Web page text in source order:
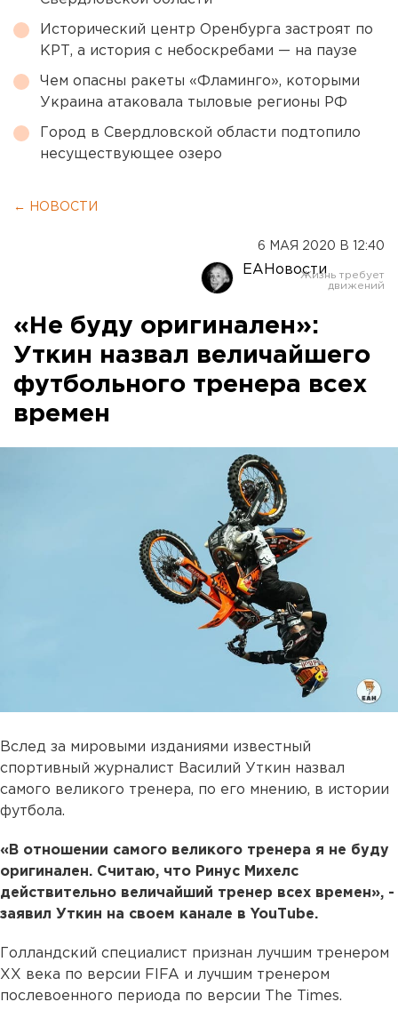
Исторический центр Оренбурга застроят по
КРТ, а история с небоскребами — на паузе
Чем опасны ракеты «Фламинго», которыми
Украина атаковала тыловые регионы РФ
Город в Свердловской области подтопило
несуществующее озеро
← НОВОСТИ
6 МАЯ 2020 В 12:40
ЕАНовости
«Не буду оригинален»:
Уткин назвал величайшего
футбольного тренера всех
времен
Вслед за мировыми изданиями известный
спортивный журналист Василий Уткин назвал
самого великого тренера, по его мнению, в истории
футбола.
«В отношении самого великого тренера я не буду
оригинален. Считаю, что Ринус Михелс
действительно величайший тренер всех времен», -
заявил Уткин на своем канале в YouТube.
Голландский специалист признан лучшим тренером
XX века по версии FIFA и лучшим тренером
послевоенного периода по версии The Times.